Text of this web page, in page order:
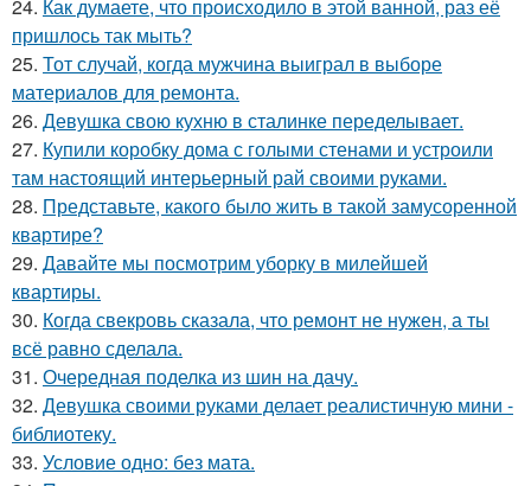
24. Как думаете, что происходило в этой ванной, раз её
пришлось так мыть?
25. Тот случай, когда мужчина выиграл в выборе
материалов для ремонта.
26. Девушка свою кухню в сталинке переделывает.
27. Купили коробку дома с голыми стенами и устроили
там настоящий интерьерный рай своими руками.
28. Представьте, какого было жить в такой замусоренной
квартире?
29. Давайте мы посмотрим уборку в милейшей
квартиры.
30. Когда свекровь сказала, что ремонт не нужен, а ты
всё равно сделала.
31. Очередная поделка из шин на дачу.
32. Девушка своими руками делает реалистичную мини -
библиотеку.
33. Условие одно: без мата.